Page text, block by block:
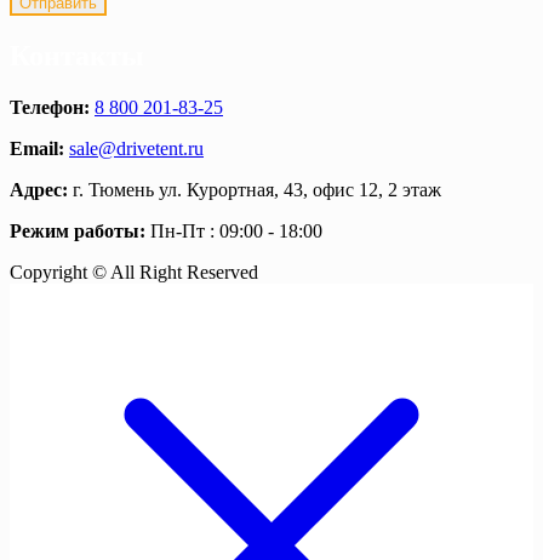
Телефон: 8 800 201-83-25
Email: sale@drivetent.ru
Адрес: г. Тюмень ул. Курортная, 43, офис 12, 2 этаж
Режим работы: Пн-Пт : 09:00 - 18:00
Copyright © All Right Reserved